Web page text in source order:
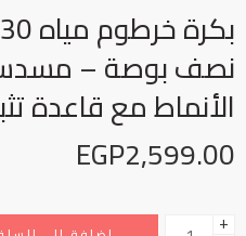
نصف بوصة –
الأنماط مع قاعدة
EGP2,599.00
+